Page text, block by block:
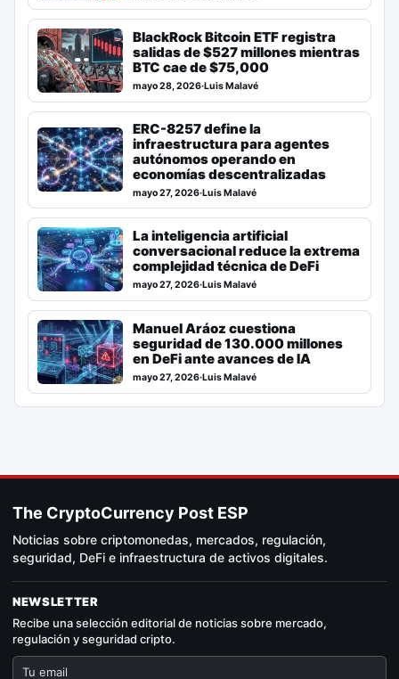
BlackRock Bitcoin ETF registra
salidas de $527 millones mientras
BTC cae de $75,000
mayo 28, 2026·Luis Malavé
ERC-8257 define la
infraestructura para agentes
autónomos operando en
economías descentralizadas
mayo 27, 2026·Luis Malavé
La inteligencia artificial
conversacional reduce la extrema
complejidad técnica de DeFi
mayo 27, 2026·Luis Malavé
Manuel Aráoz cuestiona
seguridad de 130.000 millones
en DeFi ante avances de IA
mayo 27, 2026·Luis Malavé
The CryptoCurrency Post ESP
Noticias sobre criptomonedas, mercados, regulación,
seguridad, DeFi e infraestructura de activos digitales.
NEWSLETTER
Recibe una selección editorial de noticias sobre mercado,
regulación y seguridad cripto.